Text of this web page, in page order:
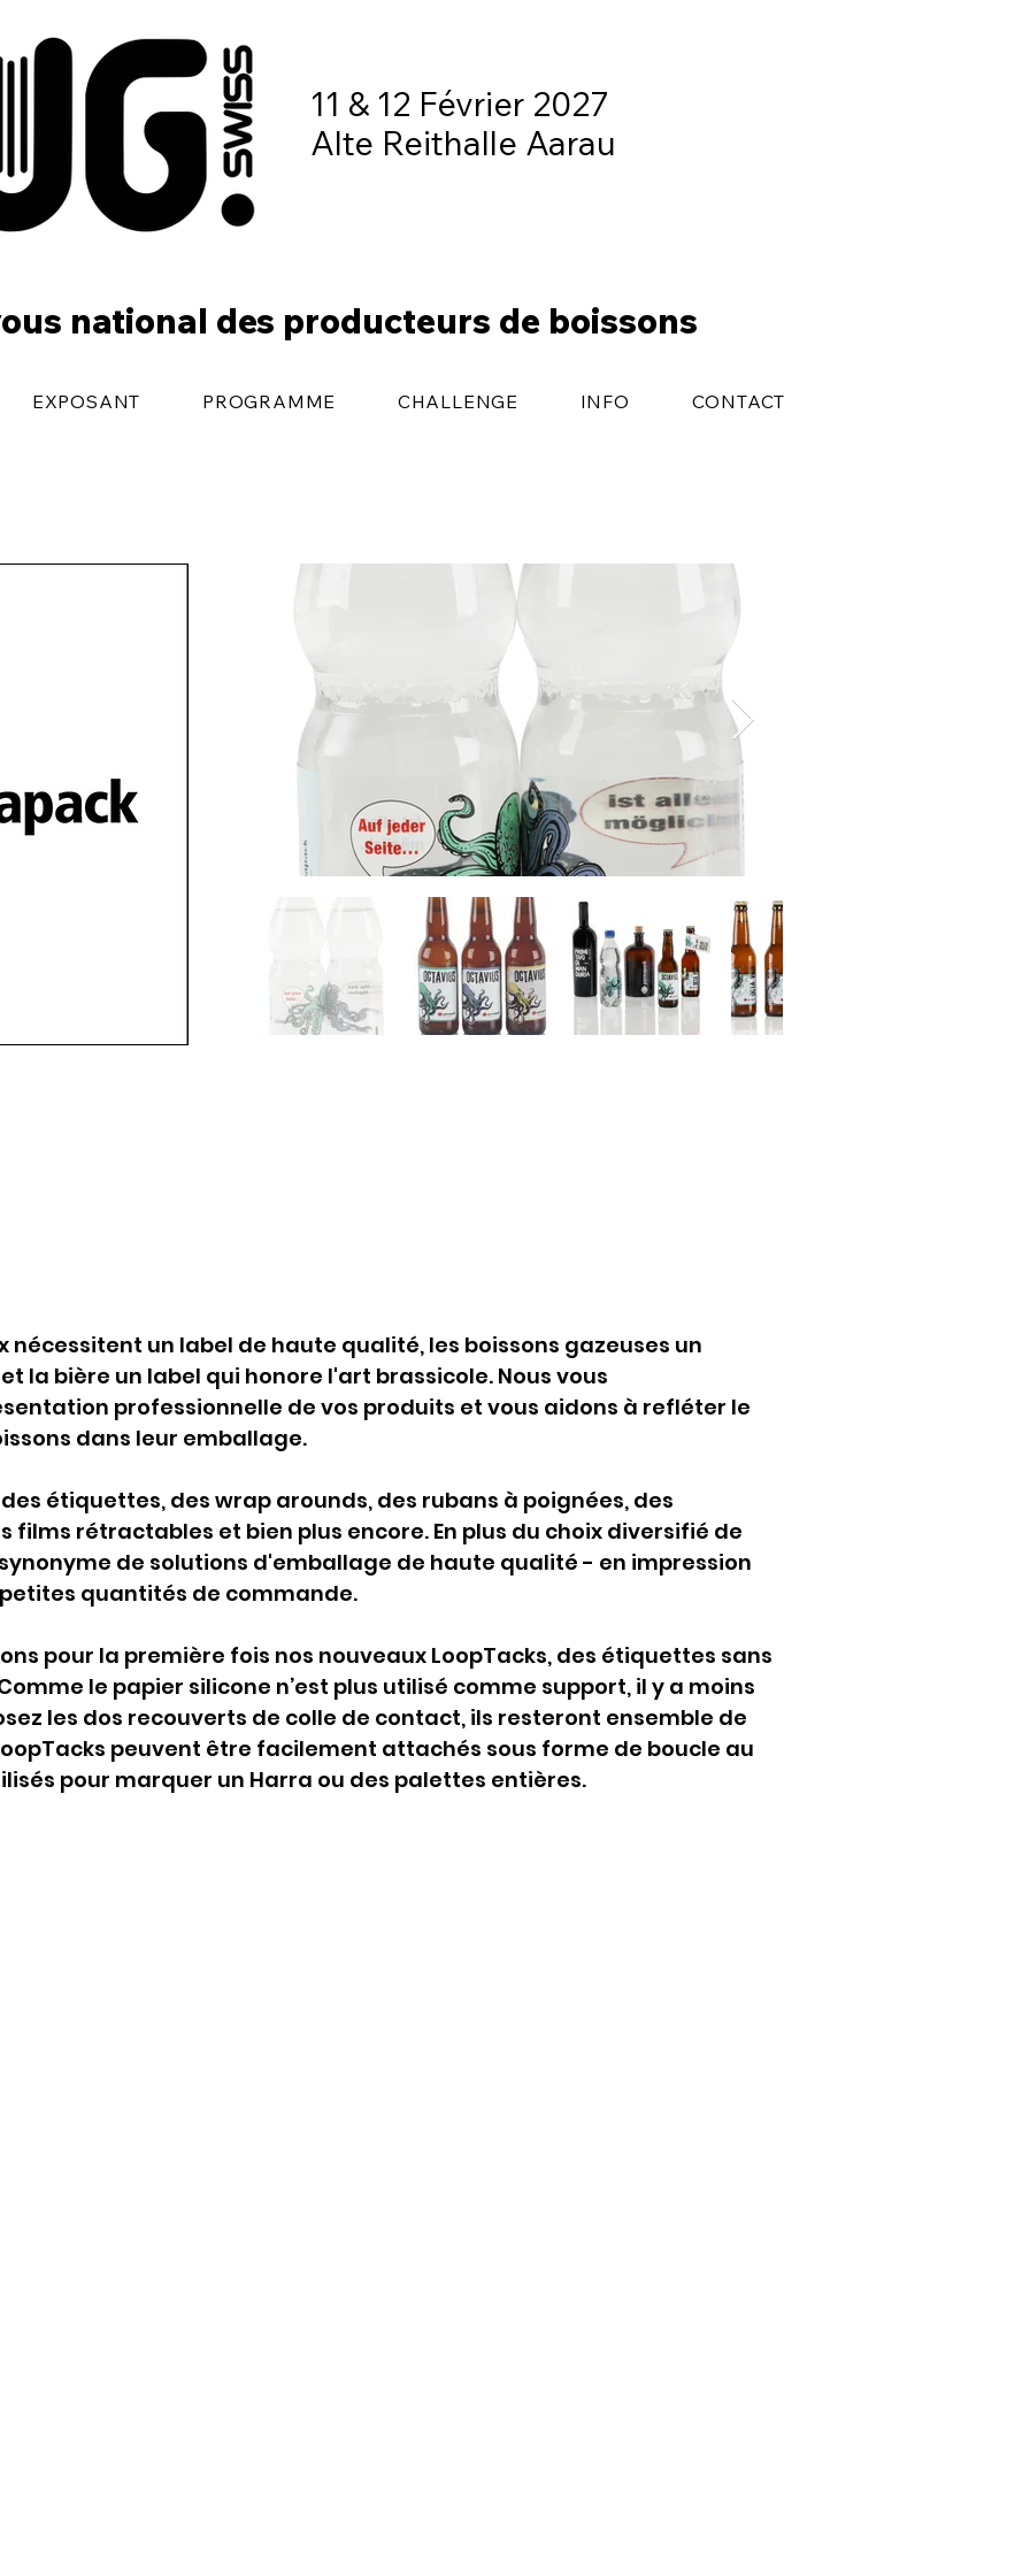
11 & 12 Février 2027
Alte Reithalle Aarau
national des producteurs de boissons
EXPOSANT PROGRAMME CHALLENGE INFO CONTACT
nécessitent un label de haute qualité, les boissons gazeuses un
la bière un label qui honore l'art brassicole. Nous vous
professionnelle de vos produits et vous aidons à refléter le
dans leur emballage.
étiquettes, des wrap arounds, des rubans à poignées, des
rétractables et bien plus encore. En plus du choix diversifié de
de solutions d'emballage de haute qualité - en impression
quantités de commande.
pour la première fois nos nouveaux LoopTacks, des étiquettes sans
le papier silicone n’est plus utilisé comme support, il y a moins
les dos recouverts de colle de contact, ils resteront ensemble de
peuvent être facilement attachés sous forme de boucle au
pour marquer un Harra ou des palettes entières.